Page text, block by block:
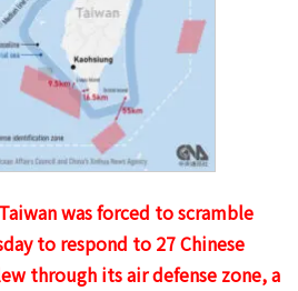
was forced to scramble
to respond to 27 Chinese
through its air defense zone, a